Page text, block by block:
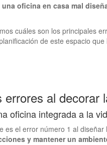
una oficina en casa mal
cuáles son los principales
de este espacio
errores al decorar
oficina integrada a la
es el error número 1 al
y mantener un